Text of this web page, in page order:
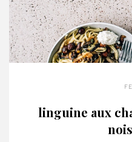
linguine aux